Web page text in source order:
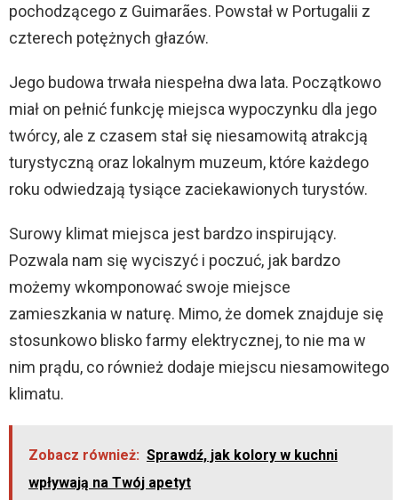
pochodzącego z Guimarães. Powstał w Portugalii z
czterech potężnych głazów.
Jego budowa trwała niespełna dwa lata. Początkowo
miał on pełnić funkcję miejsca wypoczynku dla jego
twórcy, ale z czasem stał się niesamowitą atrakcją
turystyczną oraz lokalnym muzeum, które każdego
roku odwiedzają tysiące zaciekawionych turystów.
Surowy klimat miejsca jest bardzo inspirujący.
Pozwala nam się wyciszyć i poczuć, jak bardzo
możemy wkomponować swoje miejsce
zamieszkania w naturę. Mimo, że domek znajduje się
stosunkowo blisko farmy elektrycznej, to nie ma w
nim prądu, co również dodaje miejscu niesamowitego
klimatu.
Zobacz również: Sprawdź, jak kolory w kuchni
wpływają na Twój apetyt